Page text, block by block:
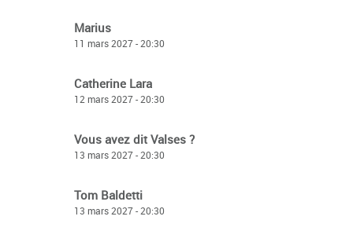
Marius
11 mars 2027 - 20:30
Catherine Lara
12 mars 2027 - 20:30
Vous avez dit Valses ?
13 mars 2027 - 20:30
Tom Baldetti
13 mars 2027 - 20:30